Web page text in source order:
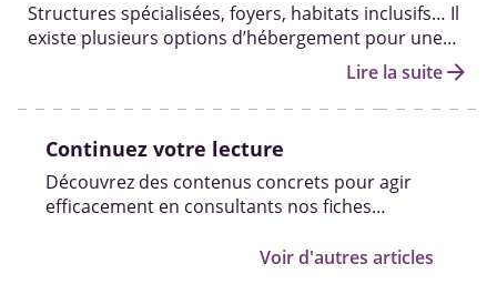
Structures spécialisées, foyers, habitats inclusifs… Il
existe plusieurs options d’hébergement pour une
personne majeure en situation de handicap en
fonction de son niveau d’autonomie et de sa santé.
Lire la suitearrow_forward
Continuez votre lecture
Découvrez des contenus concrets pour agir
efficacement en consultants nos fiches
Voir d'autres articles